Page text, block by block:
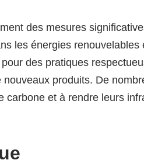
des mesures
les énergies renouvelables
des pratiques
produits. De
carbone et à rendre leurs